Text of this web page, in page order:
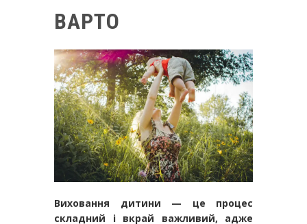
ВАРТО
Виховання дитини — це процес
складний і вкрай важливий, адже